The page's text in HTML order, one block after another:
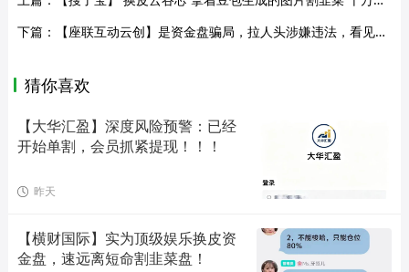
下篇：
【座联互动云创】是资金盘骗局，拉人头涉嫌违法，看见远离！
猜你喜欢
【大华汇盈】深度风险预警：已经
开始单割，会员抓紧提现！！！
昨天
【横财国际】实为顶级娱乐换皮资
金盘，速远离短命割韭菜盘！